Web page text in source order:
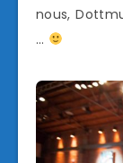
nous,
…